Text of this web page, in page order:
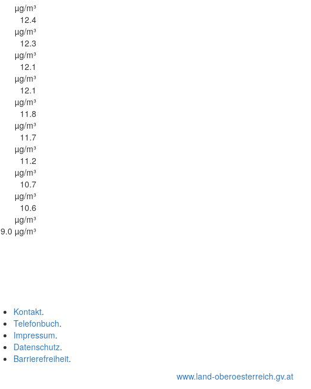
µg/m³
12.4
µg/m³
12.3
µg/m³
12.1
µg/m³
12.1
µg/m³
11.8
µg/m³
11.7
µg/m³
11.2
µg/m³
10.7
µg/m³
10.6
µg/m³
9.0 µg/m³
Kontakt.
Telefonbuch.
Impressum.
Datenschutz.
Barrierefreiheit.
www.land-oberoesterreich.gv.at